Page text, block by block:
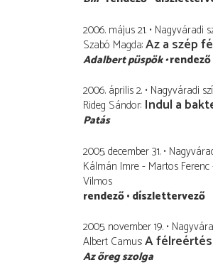
2006. május 21. Nagyváradi
Szabó Magda Az a szép
Adalbert püspök rendező
2006. április 2. Nagyváradi
Rideg Sándor Indul a
Patás
2005. december 31.
Kálmán Imre - Martos
Vilmos
rendező díszlettervező
2005. november 19.
Albert Camus A félreértés
Az öreg szolga